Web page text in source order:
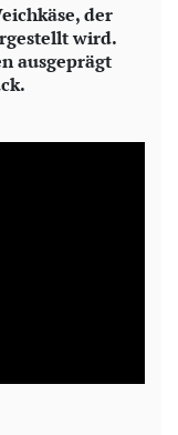
der
wird.
ausgeprägt